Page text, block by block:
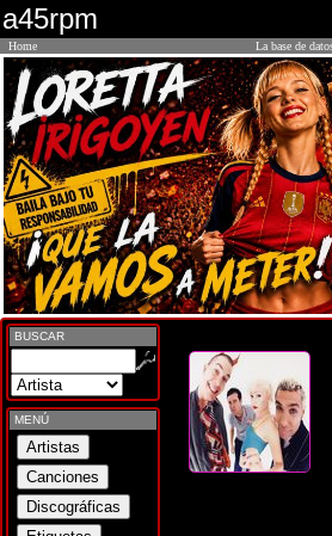
a45rpm
Home La base de
BUSCAR
MENÚ